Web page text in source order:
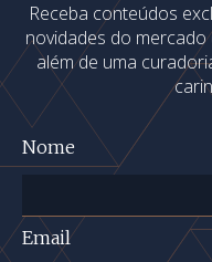
Receba conteúdos
novidades do
além de uma
Nome
Email